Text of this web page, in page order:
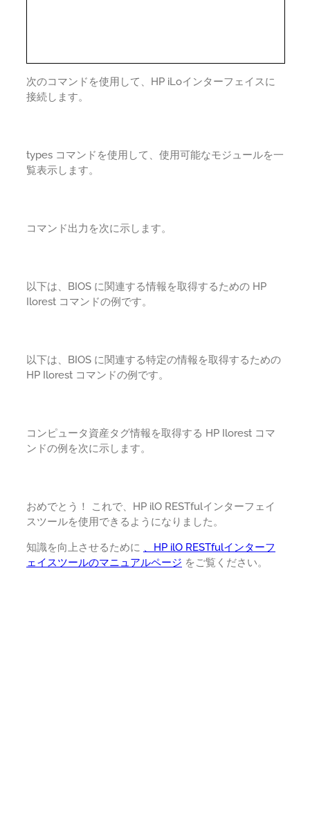
次のコマンドを使用して、HP iLoインターフェイスに
接続します。
types コマンドを使用して、使用可能なモジュールを一
覧表示します。
コマンド出力を次に示します。
以下は、BIOS に関連する情報を取得するための HP
Ilorest コマンドの例です。
以下は、BIOS に関連する特定の情報を取得するための
HP Ilorest コマンドの例です。
コンピュータ資産タグ情報を取得する HP Ilorest コマ
ンドの例を次に示します。
おめでとう！ これで、HP ilO RESTfulインターフェイ
スツールを使用できるようになりました。
知識を向上させるために 、HP ilO RESTfulインターフ
ェイスツールのマニュアルページ をご覧ください。